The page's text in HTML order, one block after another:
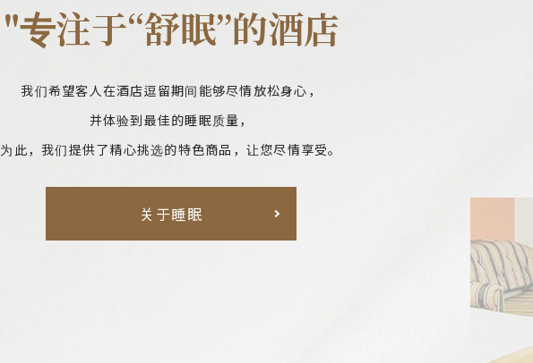
"专注于“舒眠”的酒店
我们希望客人在酒店逗留期间能够尽情放松身心，
并体验到最佳的睡眠质量，
为此，我们提供了精心挑选的特色商品，让您尽情享受。
关于睡眠